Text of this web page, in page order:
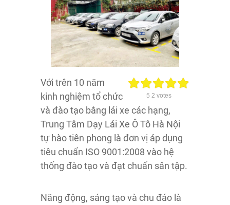
5 2 votes
Với trên 10 năm
kinh nghiệm tổ chức
và đào tạo bằng lái xe các hạng,
Trung Tâm Dạy Lái Xe Ô Tô Hà Nội
tự hào tiên phong là đơn vị áp dụng
tiêu chuẩn ISO 9001:2008 vào hệ
thống đào tạo và đạt chuẩn sân tập.
Năng động, sáng tạo và chu đáo là